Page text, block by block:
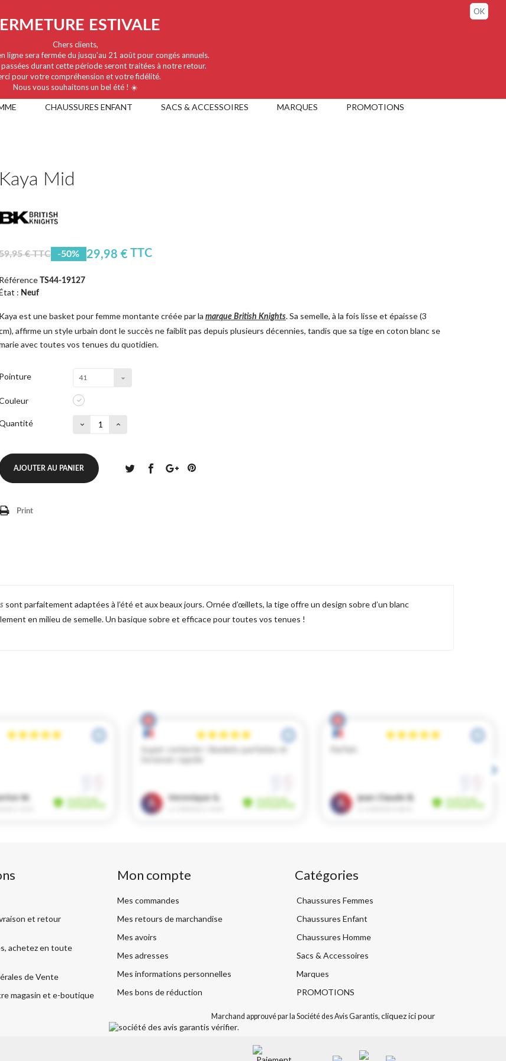
CHAUSSURES ENFANT SACS & ACCESSOIRES MARQUES PROMOTIONS
ESTIVALE
Chers clients,
ligne sera fermée du jusqu'au 21 août pour congés annuels.
passées durant cette période seront traitées à notre retour.
pour votre compréhension et votre fidélité.
Nous vous souhaitons un bel été ! ☀️
OK
Kaya Mid
€ TTC -50% 29,98 € TTC
Référence TS44-19127
: Neuf
Kaya est une basket pour femme montante créée par la marque British Knights. Sa semelle, à la fois lisse et épaisse (3
affirme un style urbain dont le succès ne faiblit pas depuis plusieurs décennies, tandis que sa tige en coton blanc se
avec toutes vos tenues du quotidien.
Pointure 41
AJOUTER AU PANIER
Print
sont parfaitement adaptées à l’été et aux beaux jours. Ornée d’œillets, la tige offre un design sobre d’un blanc
en milieu de semelle. Un basique sobre et efficace pour toutes vos tenues !
et retour
achetez en toute
de Vente
magasin et e-boutique
Mon compte
Mes commandes
Mes retours de marchandise
Mes avoirs
Mes adresses
Mes informations personnelles
Mes bons de réduction
Catégories
Chaussures Femmes
Chaussures Enfant
Chaussures Homme
Sacs & Accessoires
Marques
PROMOTIONS
Marchand approuvé par la Société des Avis Garantis, cliquez ici pour
vérifier.